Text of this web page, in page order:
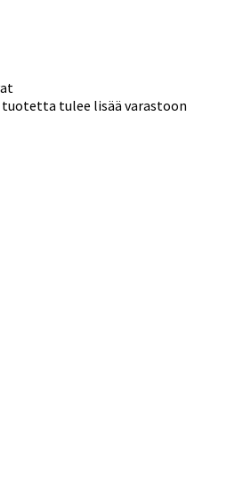
tulee lisää varastoon